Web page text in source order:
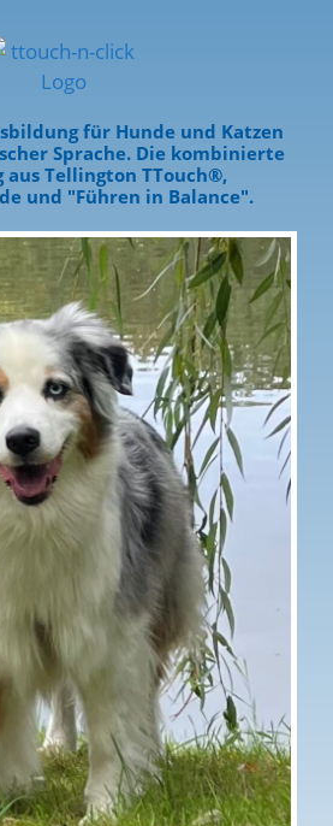
für Hunde und Katzen
Sprache. Die kombinierte
aus Tellington TTouch®,
und "Führen in Balance".